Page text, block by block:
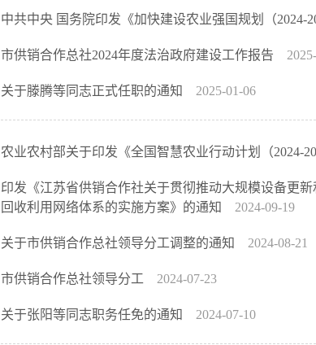
中共中央 国务院印发《加快建设农业强国规划（2024-
市供销合作总社2024年度法治政府建设工作报告
关于滕腾等同志正式任职的通知 2025-01-06
农业农村部关于印发《全国智慧农业行动计划（2024-
印发《江苏省供销合作社关于贯彻推动大规模设备更
回收利用网络体系的实施方案》的通知
2024-09-19
关于市供销合作总社领导分工调整的通知 2024-08-21
市供销合作总社领导分工 2024-07-23
关于张阳等同志职务任免的通知 2024-07-10